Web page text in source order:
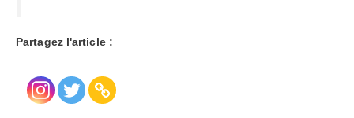
Partagez l'article :